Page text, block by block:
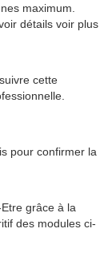
maximum.
détails voir plus
cette
pour confirmer la
grâce à la
des modules ci-